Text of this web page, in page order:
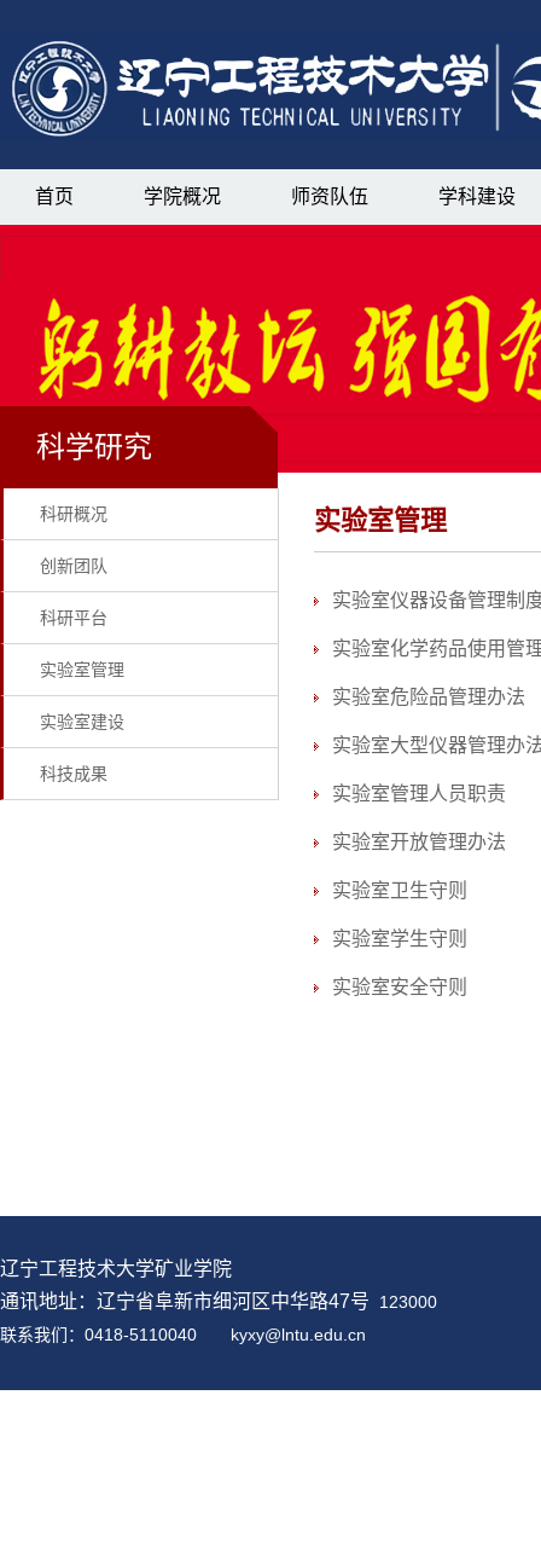
首页 学院概况 师资队伍 学科建设
科学研究
科研概况
创新团队
科研平台
实验室管理
实验室建设
科技成果
实验室管理
实验室仪器设备管理制
实验室化学药品使用管
实验室危险品管理办法
实验室大型仪器管理办
实验室管理人员职责
实验室开放管理办法
实验室卫生守则
实验室学生守则
实验室安全守则
辽宁工程技术大学矿业学院
通讯地址：辽宁省阜新市细河区中华路47号 123000
联系我们：0418-5110040
kyxy@lntu .edu.cn